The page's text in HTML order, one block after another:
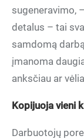
sugeneravimo,
detalus – tai
samdomą
įmanoma
anksčiau ar
Kopijuoja vieni
Darbuotojų